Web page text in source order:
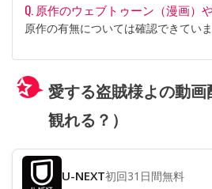
Q. 原作のウェブトゥーン（漫画）
原作の有無については確認できていま
愛する盗賊様よの動
観れる？）
U-NEXT初回31日間無料